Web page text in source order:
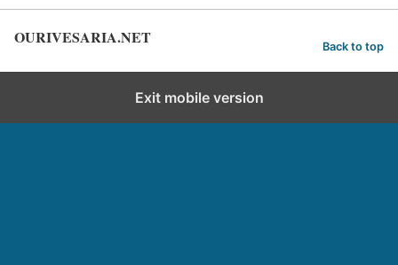
OURIVESARIA.NET Back to top
Exit mobile version